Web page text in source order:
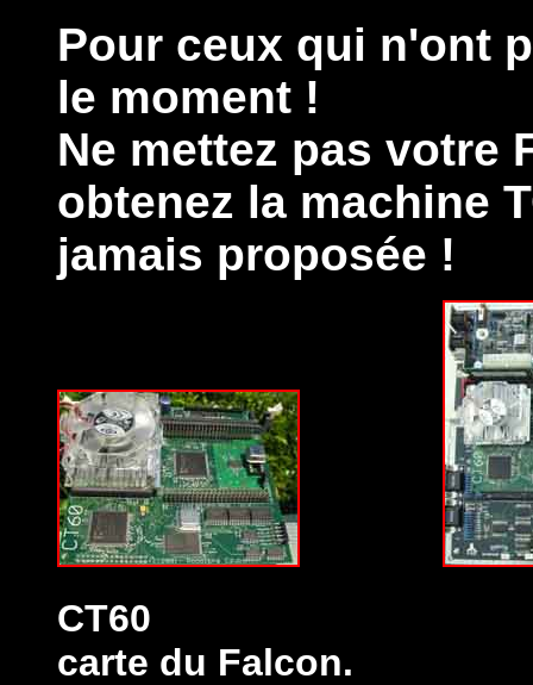
Pour ceux qui n'ont
le moment !
Ne mettez pas votre
obtenez la machine
jamais proposée !
CT60
carte du Falcon.